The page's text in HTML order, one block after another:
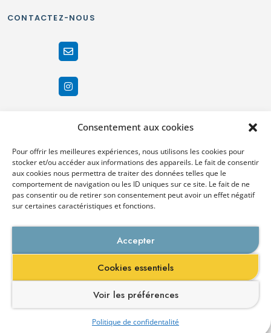
Consentement aux cookies
Pour offrir les meilleures expériences, nous utilisons les cookies pour
stocker et/ou accéder aux informations des appareils. Le fait de consentir
aux cookies nous permettra de traiter des données telles que le
comportement de navigation ou les ID uniques sur ce site. Le fait de ne
pas consentir ou de retirer son consentement peut avoir un effet négatif
sur certaines caractéristiques et fonctions.
Accepter
Cookies essentiels
Voir les préférences
Politique de confidentalité
Brochure S'inscrire
CONTACTEZ-NOUS
Galien Management Santé est un établissement d’enseignement supérieur privé
enregistré auprès du rectorat.
Membre du groupeGroupe Galien. Les autres écoles du groupe :
Prépa – Galien Paramédical
Màj le 22/03/2026